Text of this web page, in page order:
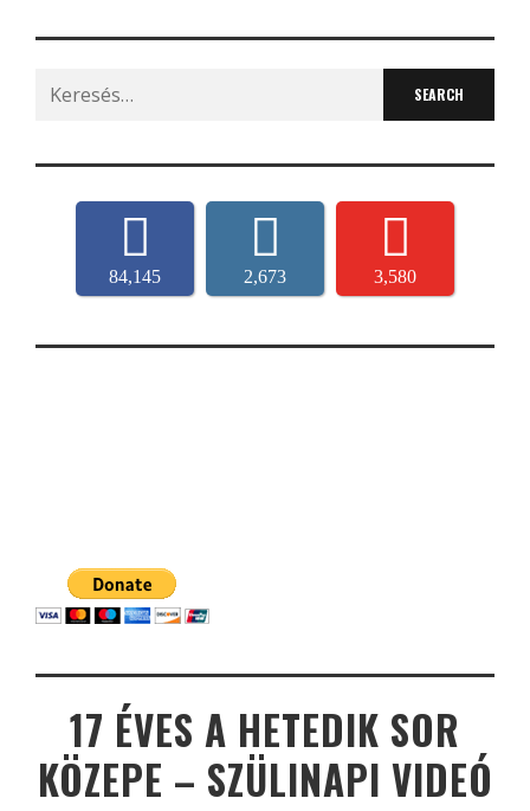
Search
for:
84,145 2,673 3,580
17 ÉVES A HETEDIK SOR
KÖZEPE – SZÜLINAPI VIDEÓ